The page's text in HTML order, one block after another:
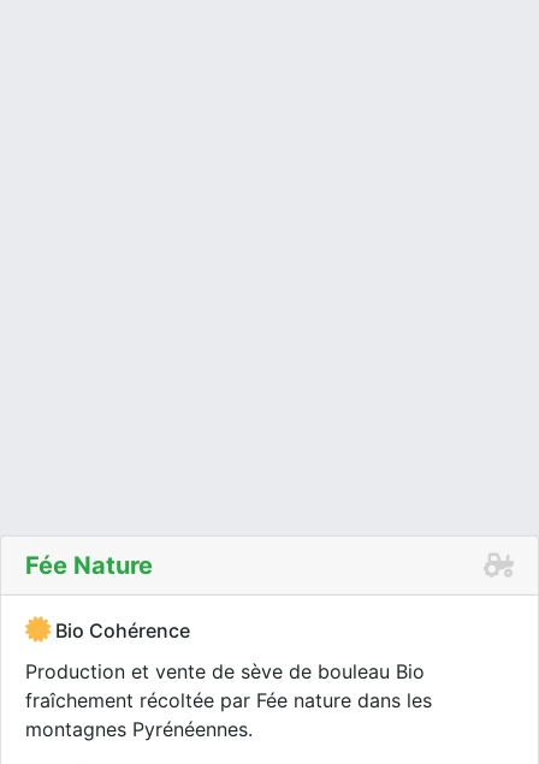
Fée Nature
Bio Cohérence
Production et vente de sève de bouleau Bio
fraîchement récoltée par Fée nature dans les
montagnes Pyrénéennes.